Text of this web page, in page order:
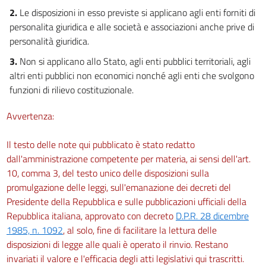
25 octies.2
25 novies
25 decies
25 undecies
25 duodecies
25 quaterdecies
25 quinquiesdecies
25 sexiesdecies
25 septiesdecies
25 duodevicies
25 undevicies
26
Capo II
RESPONSABILITÀ PATRIMONIALE E VICENDE MODIFICATIVE DELL'ENTE
2. Le disposizioni in esso previste si applicano agli enti forniti di
personalita giuridica e alle società e associazioni anche prive di
personalità giuridica.
3. Non si applicano allo Stato, agli enti pubblici territoriali, agli
altri enti pubblici non economici nonché agli enti che svolgono
funzioni di rilievo costituzionale.
Avvertenza:
Il testo delle note qui pubblicato è stato redatto
dall'amministrazione competente per materia, ai sensi dell'art.
10, comma 3, del testo unico delle disposizioni sulla
promulgazione delle leggi, sull'emanazione dei decreti del
Presidente della Repubblica e sulle pubblicazioni ufficiali della
Repubblica italiana, approvato con decreto D.P.R. 28 dicembre
1985, n. 1092, al solo, fine di facilitare la lettura delle
disposizioni di legge alle quali è operato il rinvio. Restano
invariati il valore e l'efficacia degli atti legislativi qui trascritti.